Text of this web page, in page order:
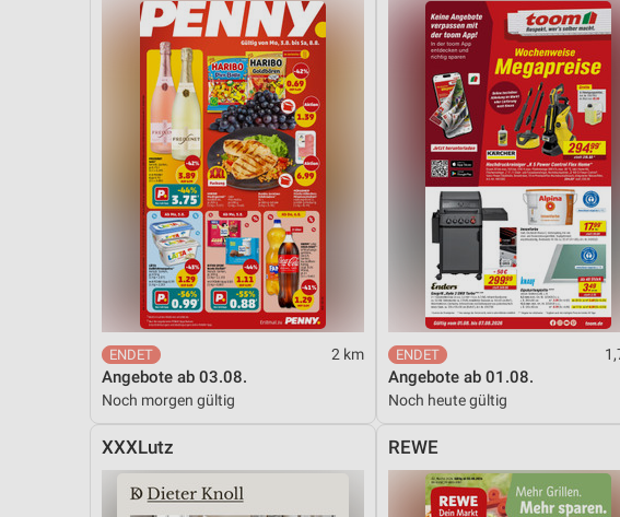
2 km
Angebote ab 03.08.
Noch morgen gültig
Angebote ab 01.08.
Noch heute gültig
XXXLutz REWE